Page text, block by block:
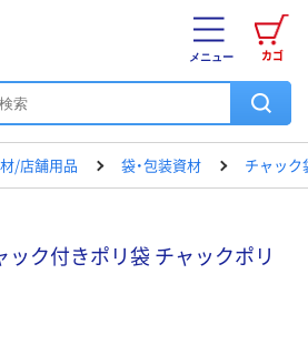
カゴ
メニュー
/店舗用品 袋・包装資材 チャック
ック付きポリ袋 チャックポリ